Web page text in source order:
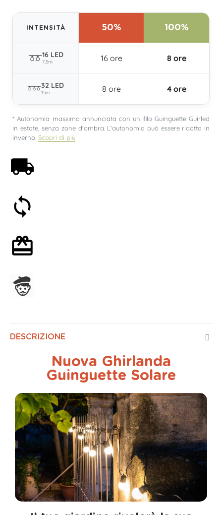
INTENSITÀ 50% 100%
16 LED
7,5m 16 ore 8 ore
32 LED
15m 8 ore 4 ore
* Autonomia massima annunciata con un filo Guinguette Guirled
in estate, senza zone d'ombra. L'autonomia può essere ridotta in
inverno. Scopri di più
DESCRIZIONE
Nuova Ghirlanda
Guinguette Solare